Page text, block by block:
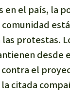
Agrotoxicos
Aceite de
REDD
en el país, la
protestas.
desde
el
citada